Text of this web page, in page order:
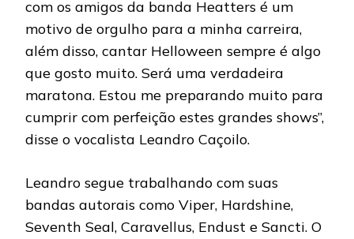
com os amigos da banda Heatters é um
motivo de orgulho para a minha carreira,
além disso, cantar Helloween sempre é algo
que gosto muito. Será uma verdadeira
maratona. Estou me preparando muito para
cumprir com perfeição estes grandes shows”,
disse o vocalista Leandro Caçoilo.
Leandro segue trabalhando com suas
bandas autorais como Viper, Hardshine,
Seventh Seal, Caravellus, Endust e Sancti. O